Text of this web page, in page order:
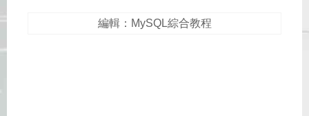
編輯：MySQL綜合教程